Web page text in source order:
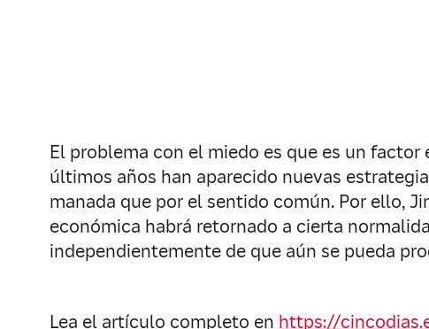
El problema con el miedo es que es un
últimos años han aparecido nuevas
manada que por el sentido común. Por ello,
económica habrá retornado a cierta
independientemente de que aún se pueda
Lea el artículo completo en https://